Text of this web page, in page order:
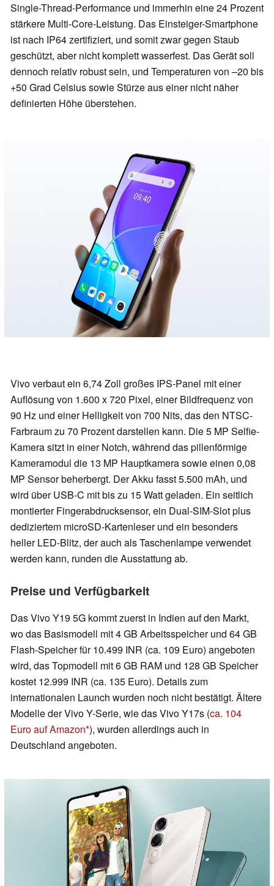
Single-Thread-Performance und immerhin eine 24 Prozent
stärkere Multi-Core-Leistung. Das Einsteiger-Smartphone
ist nach IP64 zertifiziert, und somit zwar gegen Staub
geschützt, aber nicht komplett wasserfest. Das Gerät soll
dennoch relativ robust sein, und Temperaturen von –20 bis
+50 Grad Celsius sowie Stürze aus einer nicht näher
definierten Höhe überstehen.
Vivo verbaut ein 6,74 Zoll großes IPS-Panel mit einer
Auflösung von 1.600 x 720 Pixel, einer Bildfrequenz von
90 Hz und einer Helligkeit von 700 Nits, das den NTSC-
Farbraum zu 70 Prozent darstellen kann. Die 5 MP Selfie-
Kamera sitzt in einer Notch, während das pillenförmige
Kameramodul die 13 MP Hauptkamera sowie einen 0,08
MP Sensor beherbergt. Der Akku fasst 5.500 mAh, und
wird über USB-C mit bis zu 15 Watt geladen. Ein seitlich
montierter Fingerabdrucksensor, ein Dual-SIM-Slot plus
dediziertem microSD-Kartenleser und ein besonders
heller LED-Blitz, der auch als Taschenlampe verwendet
werden kann, runden die Ausstattung ab.
Preise und Verfügbarkeit
Das Vivo Y19 5G kommt zuerst in Indien auf den Markt,
wo das Basismodell mit 4 GB Arbeitsspeicher und 64 GB
Flash-Speicher für 10.499 INR (ca. 109 Euro) angeboten
wird, das Topmodell mit 6 GB RAM und 128 GB Speicher
kostet 12.999 INR (ca. 135 Euro). Details zum
internationalen Launch wurden noch nicht bestätigt. Ältere
Modelle der Vivo Y-Serie, wie das Vivo Y17s (ca. 104
Euro auf Amazon ), wurden allerdings auch in
Deutschland angeboten.